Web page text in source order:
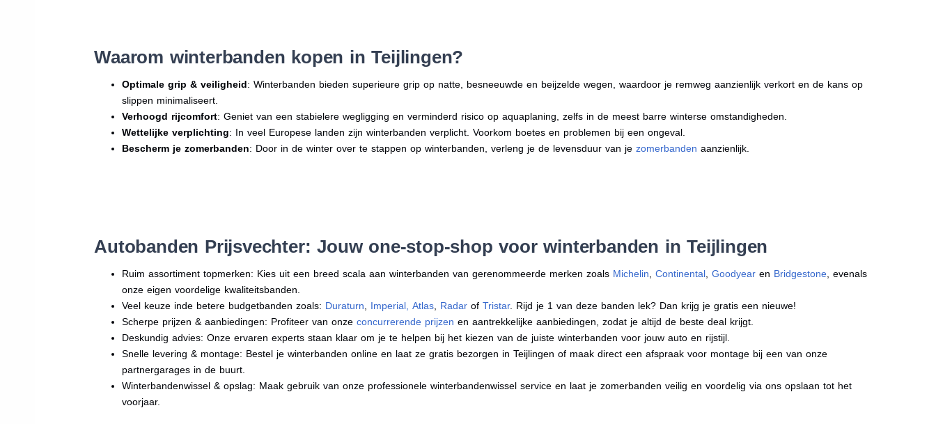
Waarom winterbanden kopen in Teijlingen?
Optimale grip & veiligheid: Winterbanden bieden superieure grip op natte, besneeuwde en beijzelde wegen, waardoor je remweg aanzienlijk verkort en de kans op
slippen minimaliseert.
Verhoogd rijcomfort: Geniet van een stabielere wegligging en verminderd risico op aquaplaning, zelfs in de meest barre winterse omstandigheden.
Wettelijke verplichting: In veel Europese landen zijn winterbanden verplicht. Voorkom boetes en problemen bij een ongeval.
Bescherm je zomerbanden: Door in de winter over te stappen op winterbanden, verleng je de levensduur van jezomerbanden aanzienlijk.
Autobanden Prijsvechter: Jouw one-stop-shop voor winterbanden in Teijlingen
Ruim assortiment topmerken: Kies uit een breed scala aan winterbanden van gerenommeerde merken zoals Michelin ,Continental ,Goodyear en Bridgestone , evenals
onze eigen voordelige kwaliteitsbanden.
Veel keuze inde betere budgetbanden zoals: Duraturn Imperial Atlas Radar ofTristar. Rijd je 1 van deze banden lek? Dan krijg je gratis een nieuwe!
Scherpe prijzen & aanbiedingen: Profiteer van onzeconcurrerende prijzen en aantrekkelijke aanbiedingen, zodat je altijd de beste deal krijgt.
Deskundig advies: Onze ervaren experts staan klaar om je te helpen bij het kiezen van de juiste winterbanden voor jouw auto en rijstijl.
Snelle levering & montage: Bestel je winterbanden online en laat ze gratis bezorgen in Teijlingen of maak direct een afspraak voor montage bij een van onze
partnergarages in de buurt.
Winterbandenwissel & opslag: Maak gebruik van onze professionele winterbandenwissel service en laat je zomerbanden veilig en voordelig via ons opslaan tot het
voorjaar.